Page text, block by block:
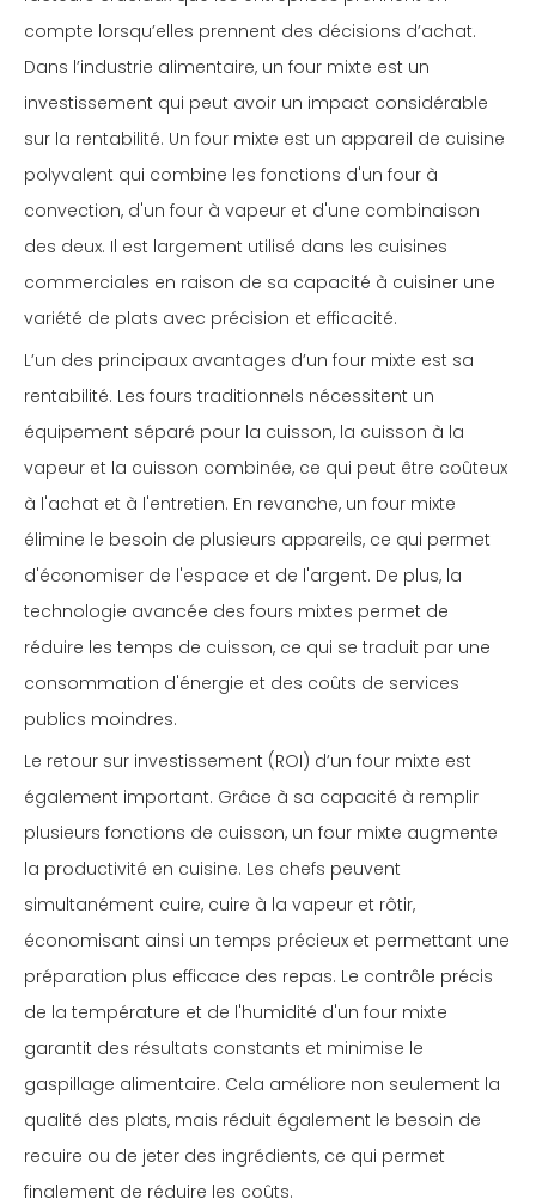
compte lorsqu’elles prennent des décisions d’achat.
Dans l’industrie alimentaire, un four mixte est un
investissement qui peut avoir un impact considérable
sur la rentabilité. Un four mixte est un appareil de cuisine
polyvalent qui combine les fonctions d'un four à
convection, d'un four à vapeur et d'une combinaison
des deux. Il est largement utilisé dans les cuisines
commerciales en raison de sa capacité à cuisiner une
variété de plats avec précision et efficacité.
L’un des principaux avantages d’un four mixte est sa
rentabilité. Les fours traditionnels nécessitent un
équipement séparé pour la cuisson, la cuisson à la
vapeur et la cuisson combinée, ce qui peut être coûteux
à l'achat et à l'entretien. En revanche, un four mixte
élimine le besoin de plusieurs appareils, ce qui permet
d'économiser de l'espace et de l'argent. De plus, la
technologie avancée des fours mixtes permet de
réduire les temps de cuisson, ce qui se traduit par une
consommation d'énergie et des coûts de services
publics moindres.
Le retour sur investissement (ROI) d’un four mixte est
également important. Grâce à sa capacité à remplir
plusieurs fonctions de cuisson, un four mixte augmente
la productivité en cuisine. Les chefs peuvent
simultanément cuire, cuire à la vapeur et rôtir,
économisant ainsi un temps précieux et permettant une
préparation plus efficace des repas. Le contrôle précis
de la température et de l'humidité d'un four mixte
garantit des résultats constants et minimise le
gaspillage alimentaire. Cela améliore non seulement la
qualité des plats, mais réduit également le besoin de
recuire ou de jeter des ingrédients, ce qui permet
finalement de réduire les coûts.